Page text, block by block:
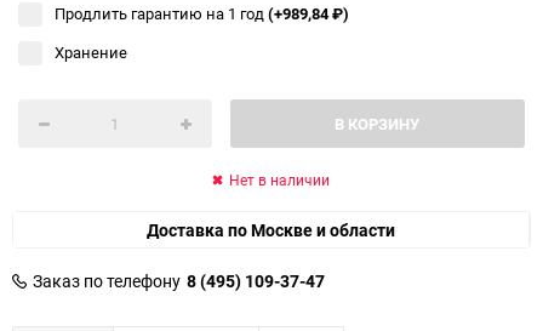
Продлить гарантию на 1 год(+989,84₽)
Хранение
В КОРЗИНУ
Нет в наличии
Доставка по Москве и области
Заказ по телефону 8 (495) 109-37-47